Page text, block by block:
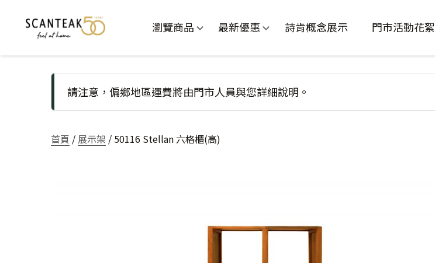
瀏覽商品 最新優惠 詩肯概念展示 門市活動花絮
請注意，偏鄉地區運費將由門市人員與您詳細說明。
首頁 / 展示架 / 50116 Stellan 六格櫃(高)